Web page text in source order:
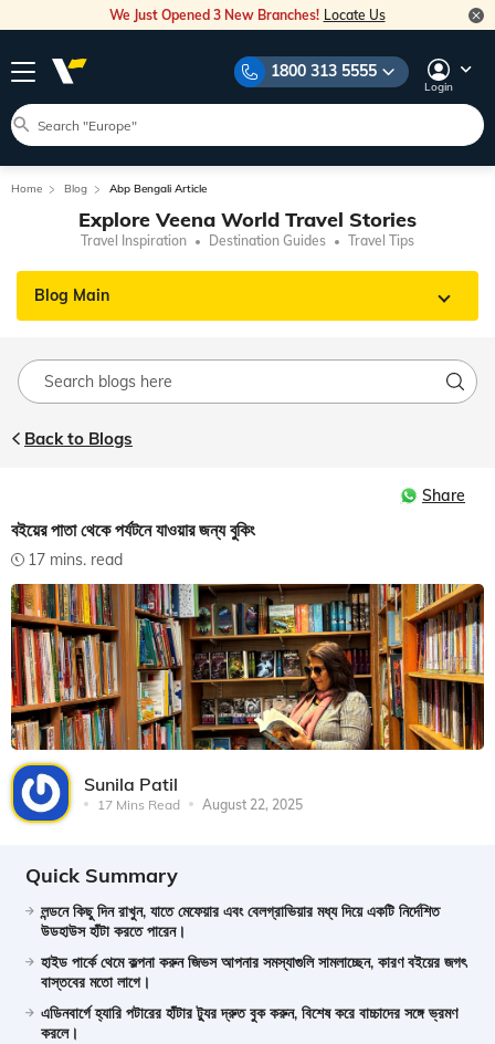
We Just Opened 3 New Branches! Locate Us
1800 313 5555
Login
Home Blog Abp Bengali Article
Explore Veena World Travel Stories
Travel Inspiration Destination Guides Travel Tips
Blog Main
Back to Blogs
Share
বইয়ের পাতা থেকে পর্যটনে যাওয়ার জন্য বুকিং
17 mins. read
Sunila Patil
17 Mins Read August 22, 2025
Quick Summary
লন্ডনে কিছু দিন রাখুন, যাতে মেফেয়ার এবং বেলগ্রাভিয়ার মধ্য দিয়ে একটি নির্দেশিত
উডহাউস হাঁটা করতে পারেন।
হাইড পার্কে থেমে কল্পনা করুন জিভস আপনার সমস্যাগুলি সামলাচ্ছেন, কারণ বইয়ের জগৎ
বাস্তবের মতো লাগে।
এডিনবার্গে হ্যারি পটারের হাঁটার ট্যুর দ্রুত বুক করুন, বিশেষ করে বাচ্চাদের সঙ্গে ভ্রমণ
করলে।